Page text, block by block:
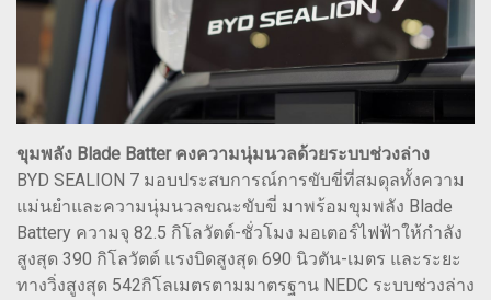
ขุมพลัง Blade Batter คงความนุ่มนวลด้วยระบบช่วงล่าง
BYD SEALION 7 มอบประสบการณ์การขับขี่ที่สมดุลทั้งความ
แม่นยำและความนุ่มนวลขณะขับขี่ มาพร้อมขุมพลัง Blade
Battery ความจุ 82.5 กิโลวัตต์-ชั่วโมง มอเตอร์ไฟฟ้าให้กำลัง
สูงสุด 390 กิโลวัตต์ แรงบิดสูงสุด 690 นิวตัน-เมตร และระยะ
ทางวิ่งสูงสุด 542กิโลเมตรตามมาตรฐาน NEDC ระบบช่วงล่าง